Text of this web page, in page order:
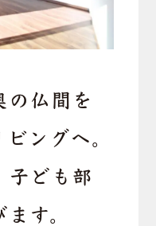
の仏間を
ングへ。
子ども部
す。